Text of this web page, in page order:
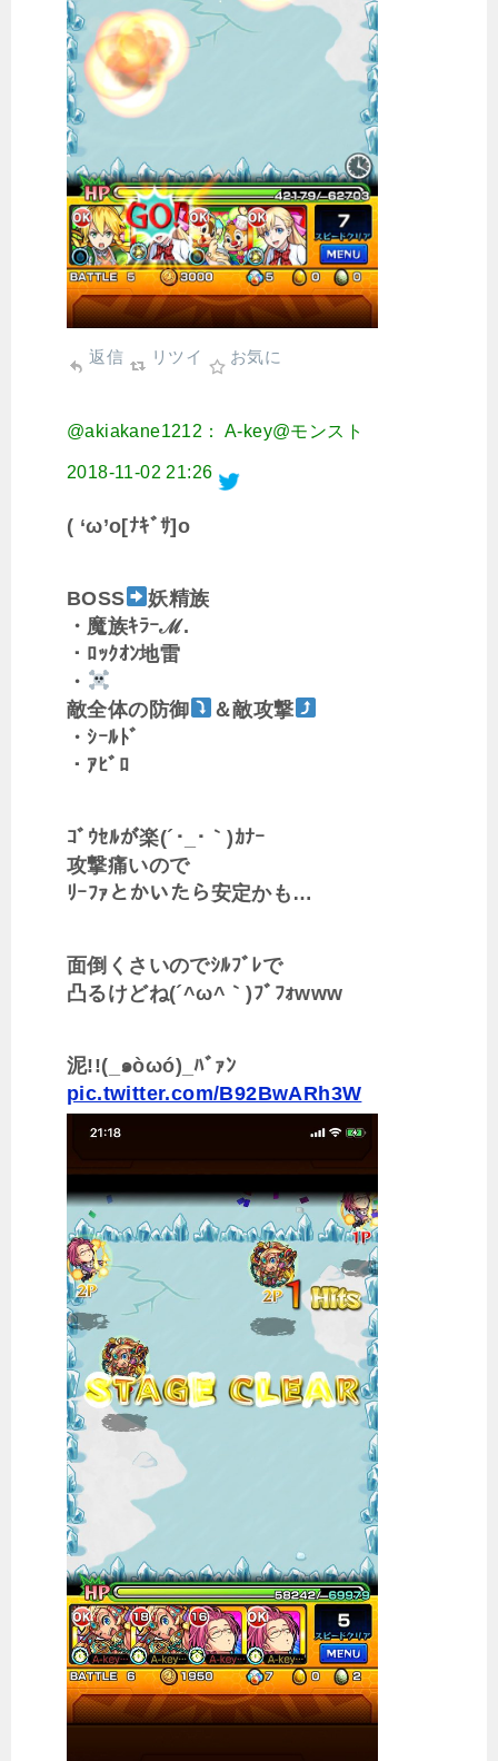
返信 リツイ お気に
@akiakane1212： A-key@モンスト
2018-11-02 21:26
( ‘ω’o[ﾅｷﾞｻ]o
BOSS
妖精族
・魔族ｷﾗｰℳ.
・ﾛｯｸｵﾝ地雷
・
敵全体の防御
＆敵攻撃
・ｼｰﾙﾄﾞ
・ｱﾋﾞﾛ
ｺﾞｳｾﾙが楽(´･_･｀)ｶﾅｰ
攻撃痛いので
ﾘｰﾌｧとかいたら安定かも…
面倒くさいのでｼﾙﾌﾞﾚで
凸るけどね(´^ω^｀)ﾌﾞﾌｫwww
泥!!(_๑òωó)_ﾊﾞｧﾝ
pic.twitter.com/B92BwARh3W